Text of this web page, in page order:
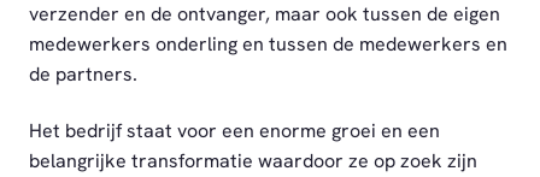
verzender en de ontvanger, maar ook tussen de eigen
medewerkers onderling en tussen de medewerkers en
de partners.
Het bedrijf staat voor een enorme groei en een
belangrijke transformatie waardoor ze op zoek zijn